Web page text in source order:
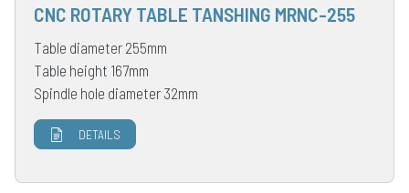
CNC ROTARY TABLE TANSHING MRNC-255
Table diameter 255mm
Table height 167mm
Spindle hole diameter 32mm
DETAILS